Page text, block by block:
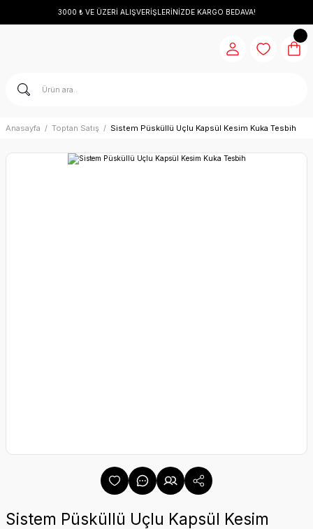
3000 ₺ VE ÜZERİ ALIŞVERİŞLERİNİZDE KARGO BEDAVA!
Anasayfa Toptan Satış Sistem Püsküllü Uçlu Kapsül Kesim Kuka Tesbih
Sistem Püsküllü Uçlu Kapsül Kesim